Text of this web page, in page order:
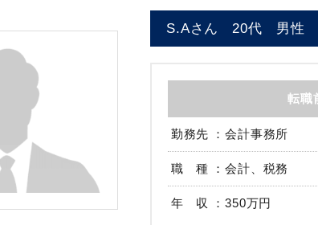
S.Aさん 20代 男性
転職
勤務先 会計事務所
職 種 会計、税務
年 収 350万円